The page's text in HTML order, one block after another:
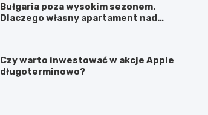
Bułgaria poza wysokim sezonem.
Dlaczego własny apartament nad
Czy warto inwestować w akcje Apple
długoterminowo?